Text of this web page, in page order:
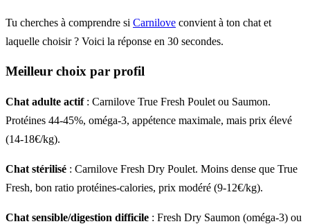
Tu cherches à comprendre si Carnilove convient à ton chat et
laquelle choisir ? Voici la réponse en 30 secondes.
Meilleur choix par profil
Chat adulte actif: Carnilove True Fresh Poulet ou Saumon.
Protéines 44-45%, oméga-3, appétence maximale, mais prix élevé
(14-18€/kg).
Chat stérilisé : Carnilove Fresh Dry Poulet. Moins dense que True
Fresh, bon ratio protéines-calories, prix modéré (9-12€/kg).
Chat sensible/digestion difficile : Fresh Dry Saumon (oméga-3) ou